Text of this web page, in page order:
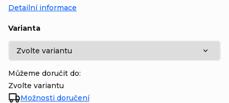
Varianta
Můžeme doručit do:
Zvolte variantu
Možnosti doručení
Detailní informace